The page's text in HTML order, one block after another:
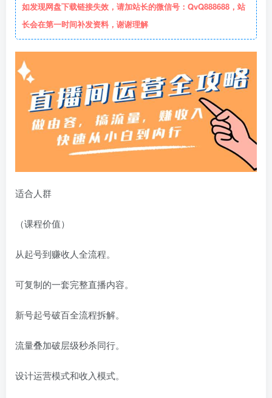
如发现网盘下载链接失效，请加站长的微信号：QvQ888688，站
长会在第一时间补发资料，谢谢理解
适合人群
（课程价值）
从起号到赚收人全流程。
可复制的一套完整直播内容。
新号起号破百全流程拆解。
流量叠加破层级秒杀同行。
设计运营模式和收入模式。